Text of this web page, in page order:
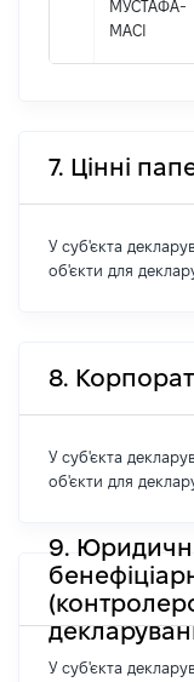
МУСТАФА-
МАСІ
7. Цінні
У суб'єкта
об'єкти для
8.
У суб'єкта
об'єкти для
9.
У суб'єкта